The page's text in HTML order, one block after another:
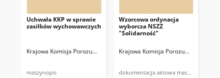
Uchwała KKP w sprawie
zasiłków wychowawczych
Krajowa Komisja Porozumiewawcza NSZZ "Solidarnosć"
maszynopis
Wzorcowa ordynacja
wyborcza NSZZ
"Solidarność"
Krajowa Komisja Porozumiewawcza
dokumentacja aktowa